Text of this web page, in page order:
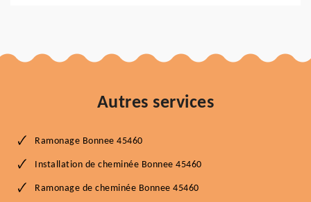
Autres services
Ramonage Bonnee 45460
Installation de cheminée Bonnee 45460
Ramonage de cheminée Bonnee 45460